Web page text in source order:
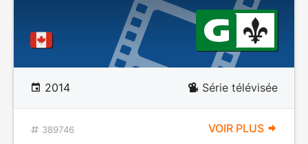
2014 Série télévisée
389746 VOIR PLUS